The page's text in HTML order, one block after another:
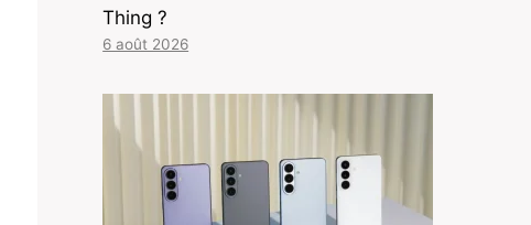
Thing ?
6 août 2026